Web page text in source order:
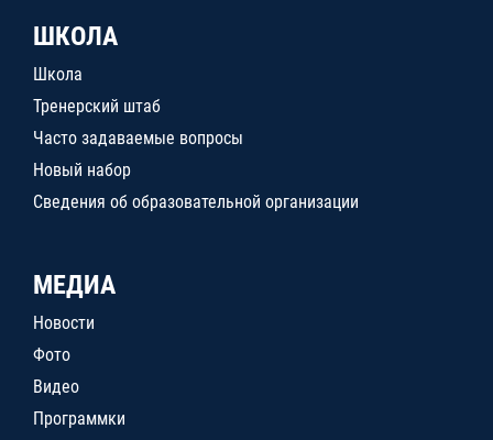
ШКОЛА
Школа
Тренерский штаб
Часто задаваемые вопросы
Новый набор
Сведения об образовательной организации
МЕДИА
Новости
Фото
Видео
Программки